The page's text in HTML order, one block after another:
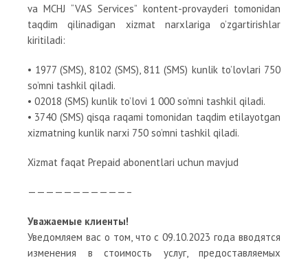
va MCHJ “VAS Services” kontent-provayderi tomonidan
taqdim qilinadigan xizmat narxlariga o’zgartirishlar
kiritiladi:
• 1977 (SMS), 8102 (SMS), 811 (SMS) kunlik to’lovlari 750
so’mni tashkil qiladi.
• 02018 (SMS) kunlik to’lovi 1 000 so’mni tashkil qiladi.
• 3740 (SMS) qisqa raqami tomonidan taqdim etilayotgan
xizmatning kunlik narxi 750 so’mni tashkil qiladi.
Xizmat faqat Prepaid abonentlari uchun mavjud
———————————–
Уважаемые клиенты!
Уведомляем вас о том, что с 09.10.2023 года вводятся
изменения в стоимость услуг, предоставляемых